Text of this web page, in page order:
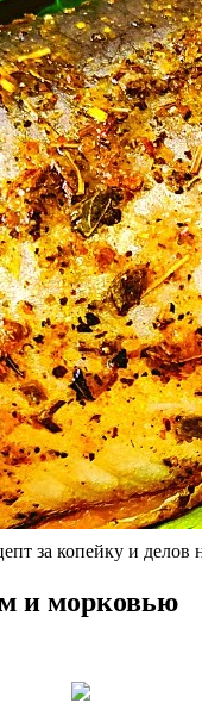
за копейку и делов
и морковью